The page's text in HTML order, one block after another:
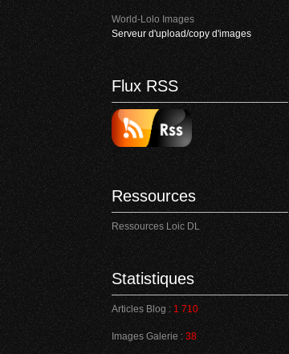
World-Lolo Images
Serveur d'upload/copy d'images
Flux RSS
Ressources
Ressources Loic DL
Statistiques
Articles Blog : 1 710
Images Galerie : 38